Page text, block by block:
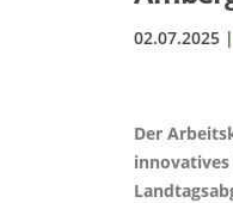
02.07.2025 |
Der